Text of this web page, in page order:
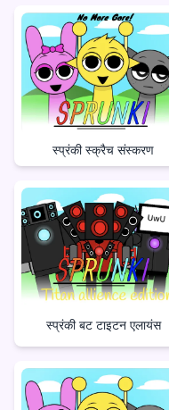
स्प्रंकी स्क्रैच संस्करण
स्प्रंकी बट टाइटन एलायंस